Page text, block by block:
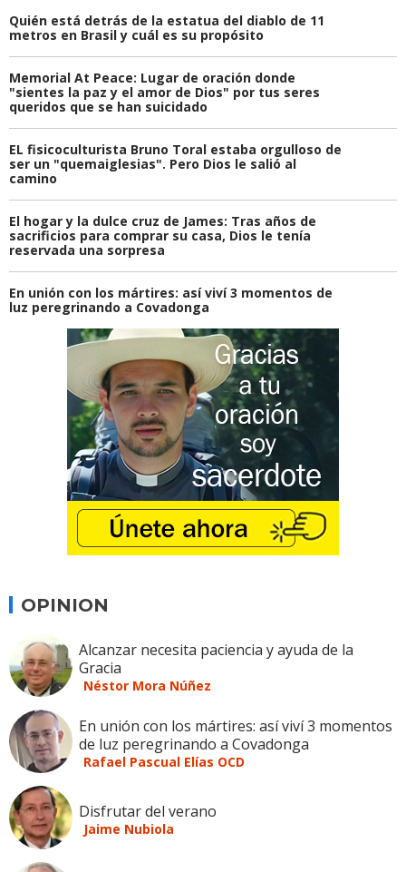
Quién está detrás de la estatua del diablo de 11
metros en Brasil y cuál es su propósito
Memorial At Peace: Lugar de oración donde
"sientes la paz y el amor de Dios" por tus seres
queridos que se han suicidado
EL fisicoculturista Bruno Toral estaba orgulloso de
ser un "quemaiglesias". Pero Dios le salió al
camino
El hogar y la dulce cruz de James: Tras años de
sacrificios para comprar su casa, Dios le tenía
reservada una sorpresa
En unión con los mártires: así viví 3 momentos de
luz peregrinando a Covadonga
OPINION
Alcanzar necesita paciencia y ayuda de la
Gracia
Néstor Mora Núñez
En unión con los mártires: así viví 3 momentos
de luz peregrinando a Covadonga
Rafael Pascual Elías OCD
Disfrutar del verano
Jaime Nubiola